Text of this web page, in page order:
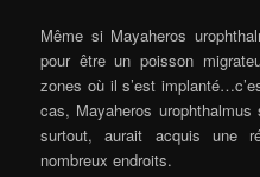
Même si Mayaheros
pour être un poisson
zones où il s’est
cas, Mayaheros
surtout, aurait acquis une
nombreux endroits.